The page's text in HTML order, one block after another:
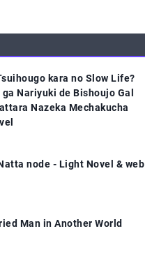
kara no Slow Life?
Nariyuki de Bishoujo Gal
Nazeka Mechakucha
node - Light Novel & web
Man in Another World